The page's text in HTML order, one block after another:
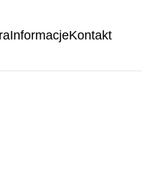
InformacjeKontakt